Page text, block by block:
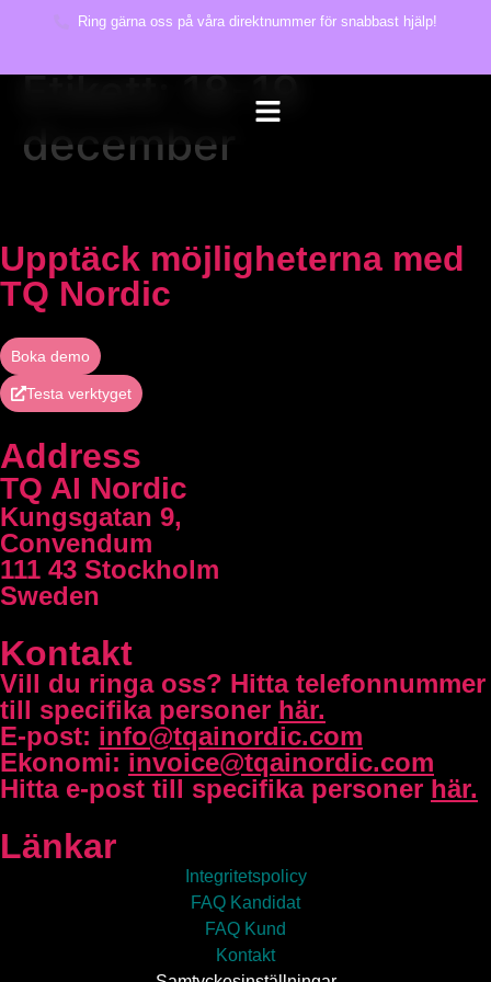
Ring gärna oss på våra direktnummer för snabbast hjälp!
Etikett:18-19
december
Upptäck möjligheterna med
TQ Nordic
Boka demo
Testa verktyget
Address
TQ AI Nordic
Kungsgatan 9,
Convendum
111 43 Stockholm
Sweden
Kontakt
Vill du ringa oss? Hitta telefonnummer
till specifika personer här.
E-post: info@tqainordic.com
Ekonomi: invoice@tqainordic.com
Hitta e-post till specifika personer här.
Länkar
Integritetspolicy
FAQ Kandidat
FAQ Kund
Kontakt